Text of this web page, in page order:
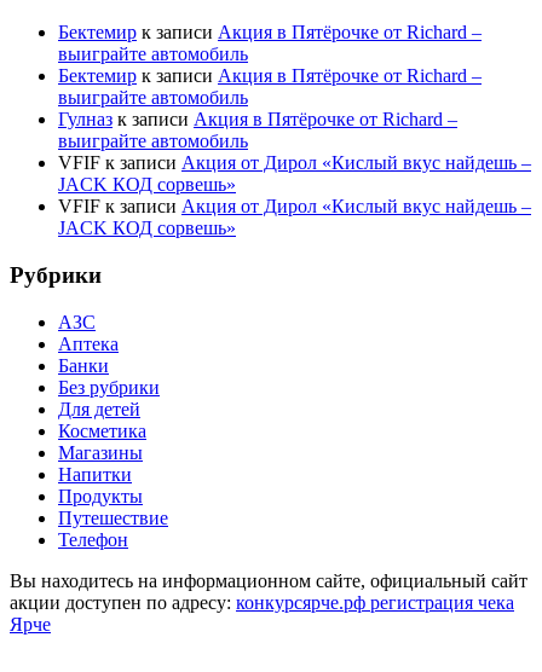
Бектемир к записи Акция в Пятёрочке от Richard –
выиграйте автомобиль
Бектемир к записи Акция в Пятёрочке от Richard –
выиграйте автомобиль
Гулназ к записи Акция в Пятёрочке от Richard –
выиграйте автомобиль
VFIF к записи Акция от Дирол «Кислый вкус найдешь –
JACK КОД сорвешь»
VFIF к записи Акция от Дирол «Кислый вкус найдешь –
JACK КОД сорвешь»
Рубрики
АЗС
Аптека
Банки
Без рубрики
Для детей
Косметика
Магазины
Напитки
Продукты
Путешествие
Телефон
Вы находитесь на информационном сайте, официальный сайт
акции доступен по адресу: конкурсярче.рф регистрация чека
Ярче